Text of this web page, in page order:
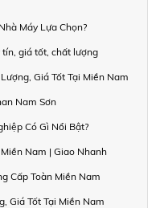
Máy Lựa Chọn?
giá tốt, chất lượng
Giá Tốt Tại Miền Nam
Nam Sơn
Có Gì Nổi Bật?
Nam | Giao Nhanh
Cấp Toàn Miền Nam
Giá Tốt Tại Miền Nam